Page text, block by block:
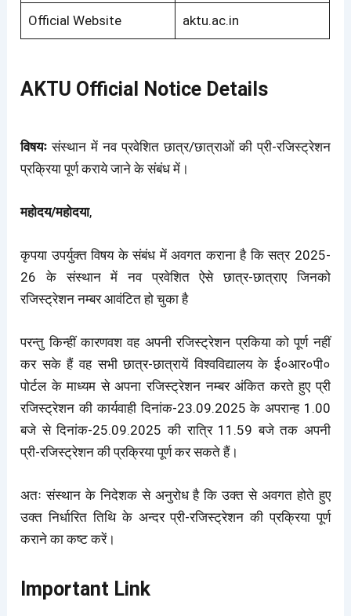
Official Website aktu.ac.in
AKTU Official Notice Details
विषयः संस्थान में नव प्रवेशित छात्र/छात्राओं की प्री-रजिस्ट्रेशन
प्रक्रिया पूर्ण कराये जाने के संबंध में।
महोदय/महोदया,
कृपया उपर्युक्त विषय के संबंध में अवगत कराना है कि सत्र 2025-
26 के संस्थान में नव प्रवेशित ऐसे छात्र-छात्राए जिनको
रजिस्ट्रेशन नम्बर आवंटित हो चुका है
परन्तु किन्हीं कारणवश वह अपनी रजिस्ट्रेशन प्रकिया को पूर्ण नहीं
कर सके हैं वह सभी छात्र-छात्रायें विश्वविद्यालय के ई०आर०पी०
पोर्टल के माध्यम से अपना रजिस्ट्रेशन नम्बर अंकित करते हुए प्री
रजिस्ट्रेशन की कार्यवाही दिनांक-23.09.2025 के अपरान्ह 1.00
बजे से दिनांक-25.09.2025 की रात्रि 11.59 बजे तक अपनी
प्री-रजिस्ट्रेशन की प्रक्रिया पूर्ण कर सकते हैं।
अतः संस्थान के निदेशक से अनुरोध है कि उक्त से अवगत होते हुए
उक्त निर्धारित तिथि के अन्दर प्री-रजिस्ट्रेशन की प्रक्रिया पूर्ण
कराने का कष्ट करें।
Important Link